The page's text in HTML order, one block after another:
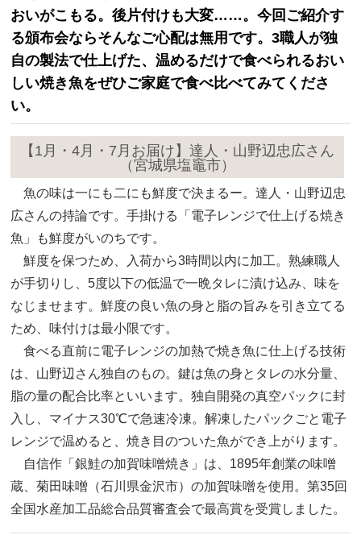
おいがこもる。後片付けも大変……。今回ご紹介す
る頒布会ならそんなご心配は無用です。3職人が独
自の製法で仕上げた、温めるだけで食べられるおい
しい焼き魚をぜひご家庭で食べ比べてみてくださ
い。
【1月・4月・7月お届け】達人・山野辺忠広さん
（宮城県塩竈市）
魚の味は一にも二にも鮮度で決まるー。達人・山野辺忠
広さんの持論です。手掛ける「電子レンジで仕上げる焼き
魚」も鮮度がいのちです。
鮮度を保つため、入荷から3時間以内に加工。熟練職人
が手切りし、5度以下の低温で一晩タレに漬け込み、味を
なじませます。鮮度の良い魚の身と脂の旨みを引き立てる
ため、味付けは最小限です。
食べる直前に電子レンジの加熱で焼き魚に仕上げる技術
は、山野辺さん独自のもの。鍵は魚の身とタレの水分量、
脂の量の配合比率といいます。独自開発の真空パックに封
入し、マイナス30℃で急速冷凍。解凍したパックごと電子
レンジで温めると、焼き目のついた魚ができ上がります。
自信作「銀鮭の加賀味噌焼き」は、1895年創業の味噌
蔵、菊田味噌（石川県金沢市）の加賀味噌を使用。第35回
全国水産加工品総合品質審査会で最高賞を受賞しました。